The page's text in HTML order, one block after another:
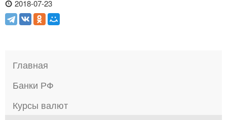
2018-07-23
Главная
Банки РФ
Курсы валют